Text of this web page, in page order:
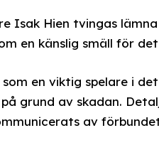
Isak Hien tvingas
en känslig smäll för
en viktig spelare i
grund av skadan.
av